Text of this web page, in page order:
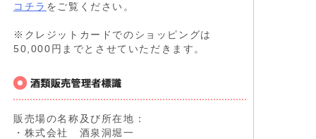
コチラ をご覧ください。
※クレジットカードでのショッピングは
50,000円までとさせていただきます。
販売場の名称及び所在地：
・株式会社 酒泉洞堀一